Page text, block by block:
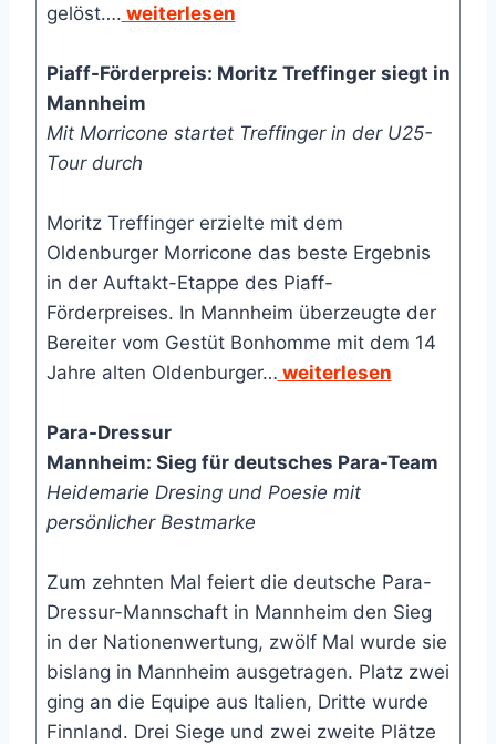
gelöst…. weiterlesen
Piaff-Förderpreis: Moritz Treffinger siegt in
Mannheim
Mit Morricone startet Treffinger in der U25-
Tour durch
Moritz Treffinger erzielte mit dem
Oldenburger Morricone das beste Ergebnis
in der Auftakt-Etappe des Piaff-
Förderpreises. In Mannheim überzeugte der
Bereiter vom Gestüt Bonhomme mit dem 14
Jahre alten Oldenburger… weiterlesen
Para-Dressur
Mannheim: Sieg für deutsches Para-Team
Heidemarie Dresing und Poesie mit
persönlicher Bestmarke
Zum zehnten Mal feiert die deutsche Para-
Dressur-Mannschaft in Mannheim den Sieg
in der Nationenwertung, zwölf Mal wurde sie
bislang in Mannheim ausgetragen. Platz zwei
ging an die Equipe aus Italien, Dritte wurde
Finnland. Drei Siege und zwei zweite Plätze